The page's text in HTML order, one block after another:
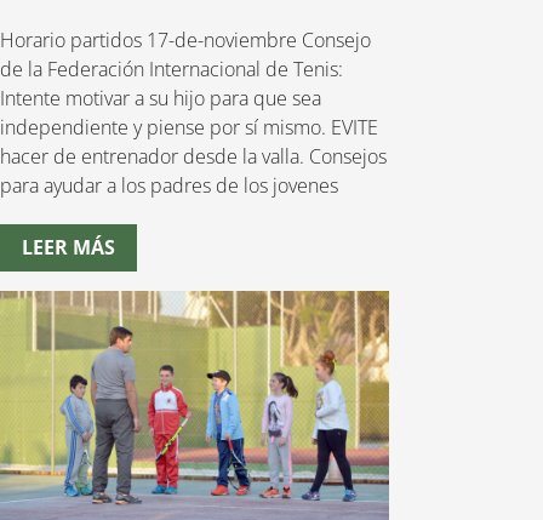
Horario partidos 17-de-noviembre Consejo
de la Federación Internacional de Tenis:
Intente motivar a su hijo para que sea
independiente y piense por sí mismo. EVITE
hacer de entrenador desde la valla. Consejos
para ayudar a los padres de los jovenes
LEER MÁS